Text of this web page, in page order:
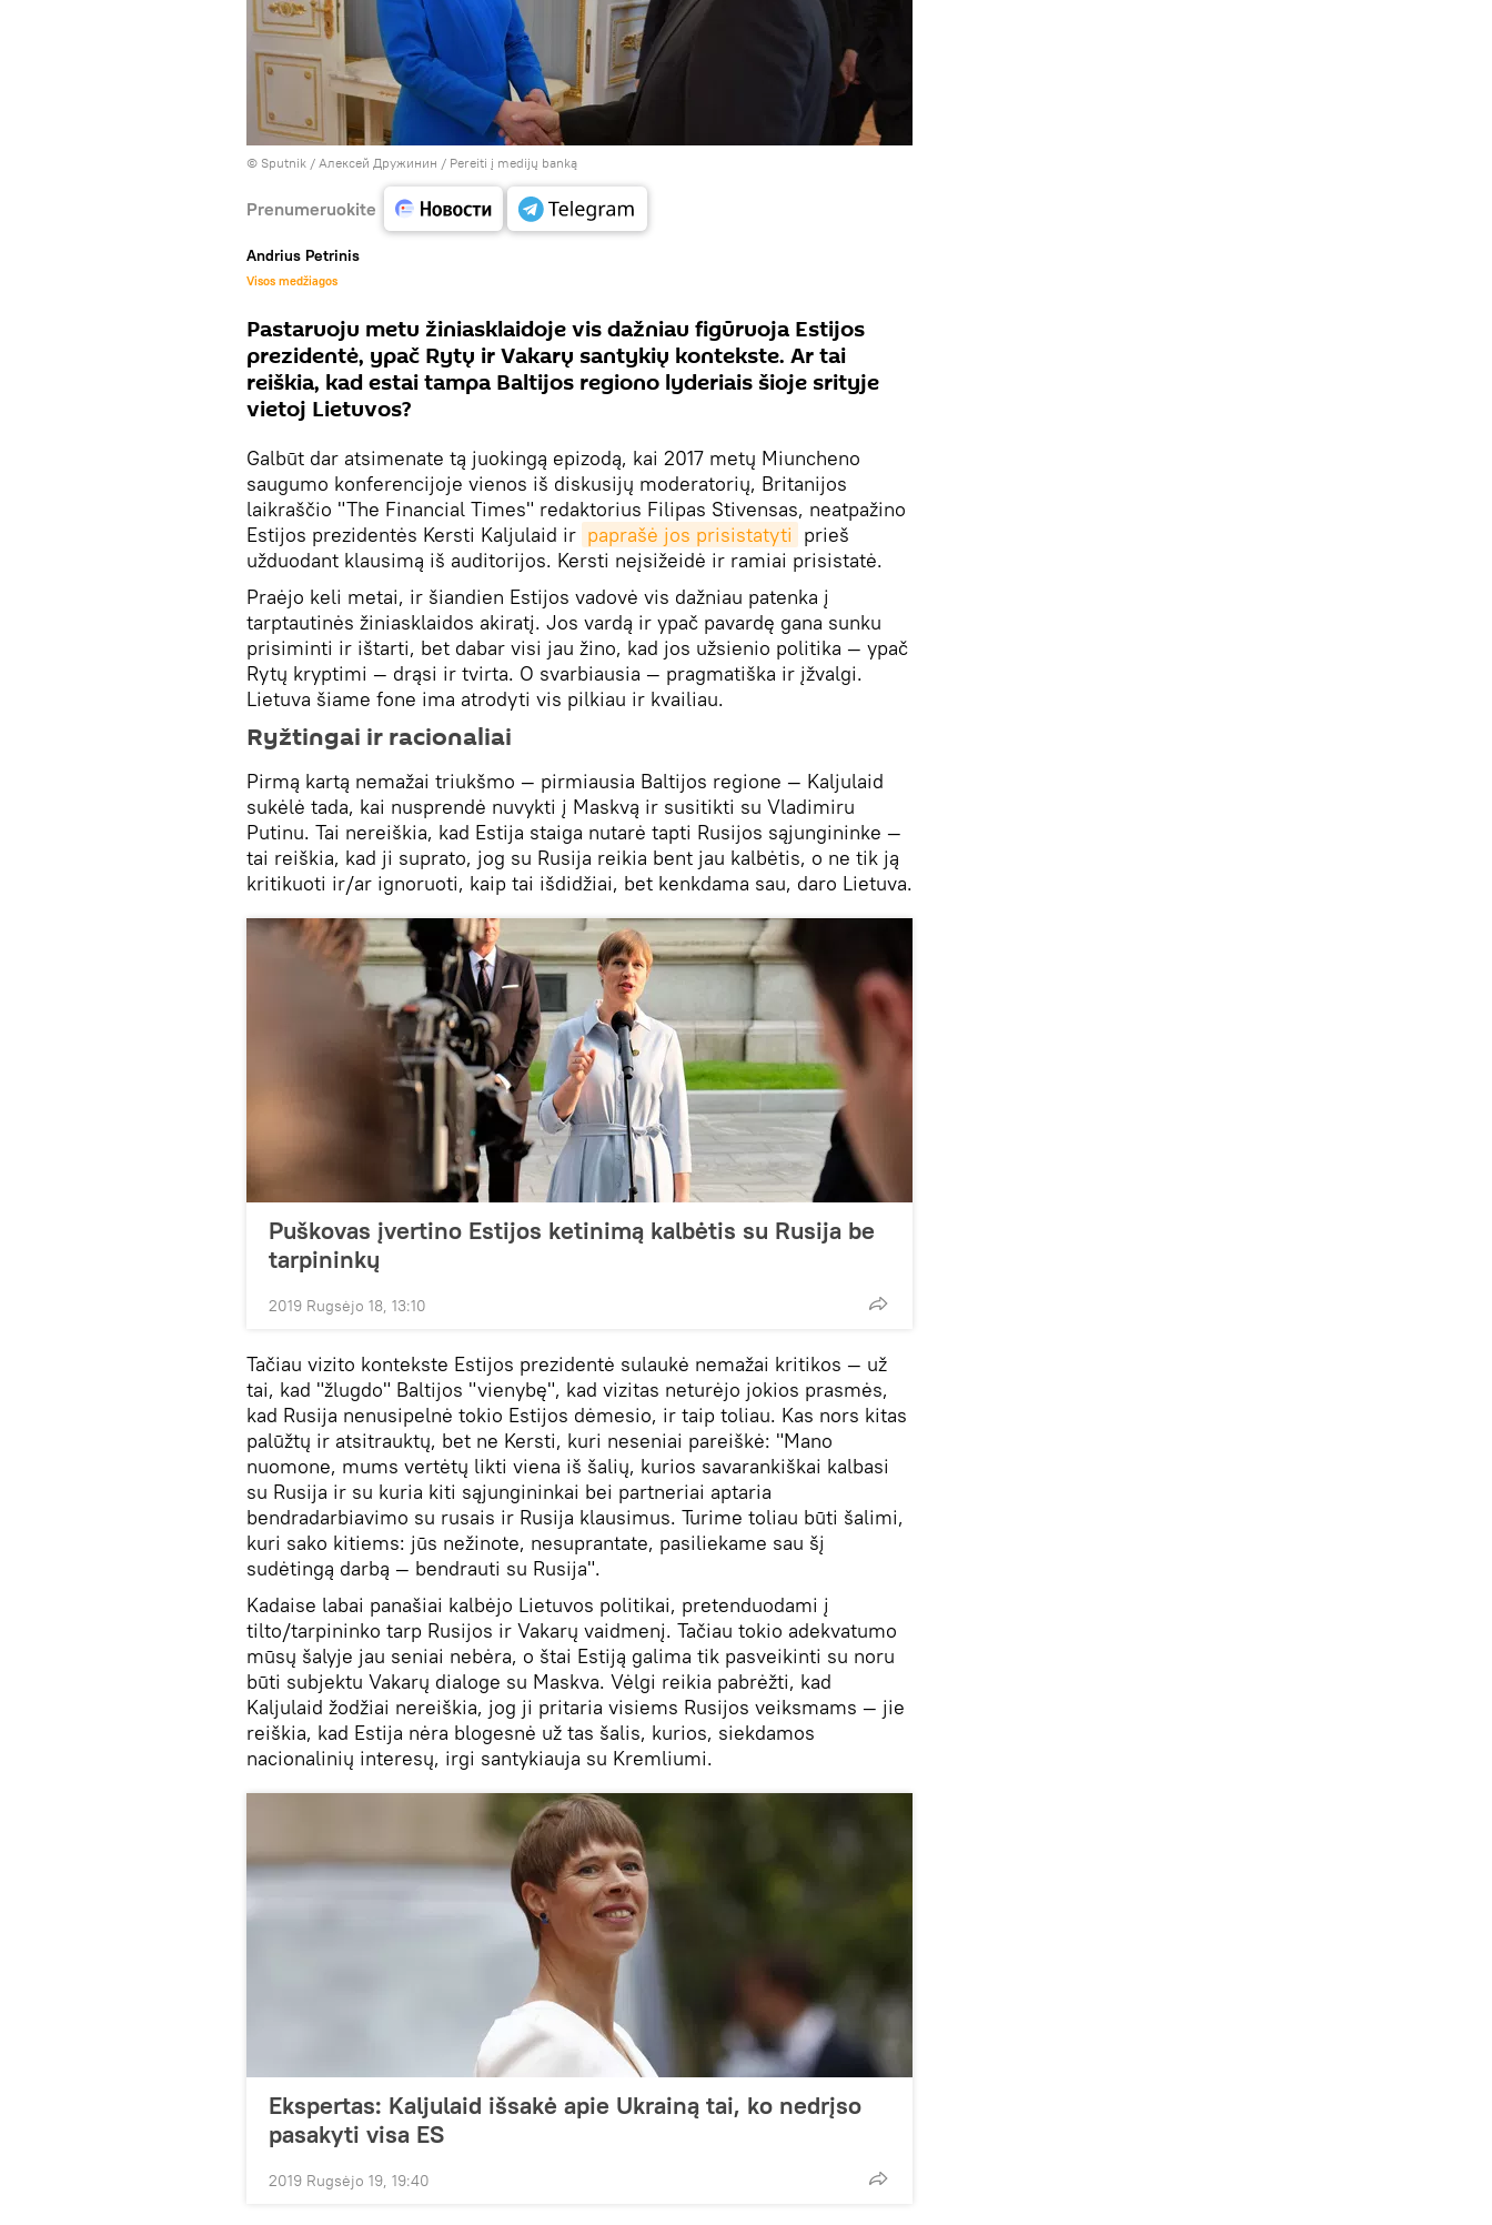
© Sputnik / Алексей Дружинин / Pereiti į medijų banką
Prenumeruokite
Andrius Petrinis
Visos medžiagos
Pastaruoju metu žiniasklaidoje vis dažniau figūruoja Estijos
prezidentė, ypač Rytų ir Vakarų santykių kontekste. Ar tai
reiškia, kad estai tampa Baltijos regiono lyderiais šioje srityje
vietoj Lietuvos?
Galbūt dar atsimenate tą juokingą epizodą, kai 2017 metų Miuncheno
saugumo konferencijoje vienos iš diskusijų moderatorių, Britanijos
laikraščio "The Financial Times" redaktorius Filipas Stivensas, neatpažino
Estijos prezidentės Kersti Kaljulaid ir paprašė jos prisistatyti prieš
užduodant klausimą iš auditorijos. Kersti neįsižeidė ir ramiai prisistatė.
Praėjo keli metai, ir šiandien Estijos vadovė vis dažniau patenka į
tarptautinės žiniasklaidos akiratį. Jos vardą ir ypač pavardę gana sunku
prisiminti ir ištarti, bet dabar visi jau žino, kad jos užsienio politika — ypač
Rytų kryptimi — drąsi ir tvirta. O svarbiausia — pragmatiška ir įžvalgi.
Lietuva šiame fone ima atrodyti vis pilkiau ir kvailiau.
Ryžtingai ir racionaliai
Pirmą kartą nemažai triukšmo — pirmiausia Baltijos regione — Kaljulaid
sukėlė tada, kai nusprendė nuvykti į Maskvą ir susitikti su Vladimiru
Putinu. Tai nereiškia, kad Estija staiga nutarė tapti Rusijos sąjungininke —
tai reiškia, kad ji suprato, jog su Rusija reikia bent jau kalbėtis, o ne tik ją
kritikuoti ir/ar ignoruoti, kaip tai išdidžiai, bet kenkdama sau, daro Lietuva.
Puškovas įvertino Estijos ketinimą kalbėtis su Rusija be
tarpininkų
2019 Rugsėjo 18, 13:10
Tačiau vizito kontekste Estijos prezidentė sulaukė nemažai kritikos — už
tai, kad "žlugdo" Baltijos "vienybę", kad vizitas neturėjo jokios prasmės,
kad Rusija nenusipelnė tokio Estijos dėmesio, ir taip toliau. Kas nors kitas
palūžtų ir atsitrauktų, bet ne Kersti, kuri neseniai pareiškė: "Mano
nuomone, mums vertėtų likti viena iš šalių, kurios savarankiškai kalbasi
su Rusija ir su kuria kiti sąjungininkai bei partneriai aptaria
bendradarbiavimo su rusais ir Rusija klausimus. Turime toliau būti šalimi,
kuri sako kitiems: jūs nežinote, nesuprantate, pasiliekame sau šį
sudėtingą darbą — bendrauti su Rusija".
Kadaise labai panašiai kalbėjo Lietuvos politikai, pretenduodami į
tilto/tarpininko tarp Rusijos ir Vakarų vaidmenį. Tačiau tokio adekvatumo
mūsų šalyje jau seniai nebėra, o štai Estiją galima tik pasveikinti su noru
būti subjektu Vakarų dialoge su Maskva. Vėlgi reikia pabrėžti, kad
Kaljulaid žodžiai nereiškia, jog ji pritaria visiems Rusijos veiksmams — jie
reiškia, kad Estija nėra blogesnė už tas šalis, kurios, siekdamos
nacionalinių interesų, irgi santykiauja su Kremliumi.
Ekspertas: Kaljulaid išsakė apie Ukrainą tai, ko nedrįso
pasakyti visa ES
2019 Rugsėjo 19, 19:40